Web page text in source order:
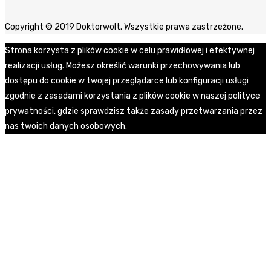
Copyright © 2019 Doktorwolt. Wszystkie prawa zastrzeżone.
Strona korzysta z plików cookie w celu prawidłowej i efektywnej
realizacji usług. Możesz określić warunki przechowywania lub
dostępu do cookie w twojej przeglądarce lub konfiguracji usługi
zgodnie z zasadami korzystania z plików cookie w naszej polityce
prywatności, gdzie sprawdzisz także zasady przetwarzania przez
nas twoich danych osobowych.